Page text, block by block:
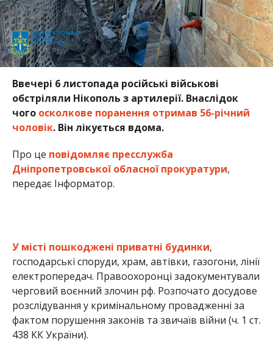
Ввечері 6 листопада російські військові
обстріляли Нікополь з артилерії. Внаслідок
чого осколкове поранення отримав 56-річний
чоловік. Він лікується вдома.
Про це повідомляє пресслужба
Дніпропетровської обласної прокуратури,
передає Інформатор.
У місті пошкоджені приватні будинки,
господарські споруди, храм, автівки, газогони, лінії
електропередач. Правоохоронці задокументували
черговий воєнний злочин рф. Розпочато досудове
розслідування у кримінальному провадженні за
фактом порушення законів та звичаїв війни (ч. 1 ст.
438 КК України).